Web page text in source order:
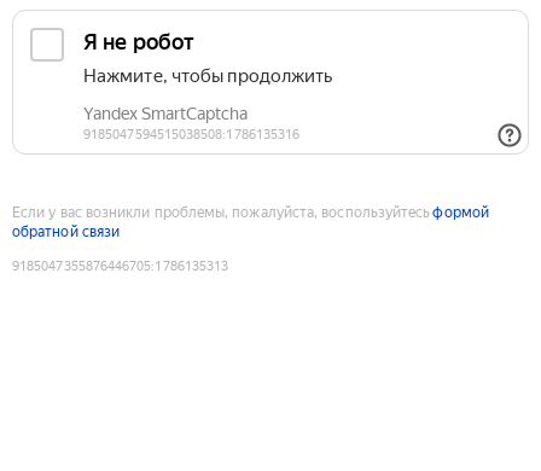
Если у вас возникли проблемы, пожалуйста, воспользуйтесьформой
обратной связи
9185047355876446705:1786135313